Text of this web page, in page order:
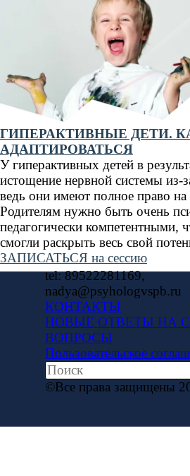
ГИПЕРАКТИВНЫЕ ДЕТИ.
АДАПТИРОВАТЬСЯ
У гиперактивных детей в
истощение нервной системы из-
ведь они имеют полное право на
Родителям нужно быть очень
педагогически компетентными,
смогли раскрыть весь свой
ЗАПИСАТЬСЯ на сессию
tel: 89522281169,
nadya@psyhologvspb.ru
КОНТАКТЫ
НОВЫЕ ОТВЕТЫ НА
ВОПРОСЫ
Пользовательское
©Все права защищены